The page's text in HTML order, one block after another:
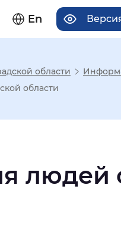
En
области
области
людей